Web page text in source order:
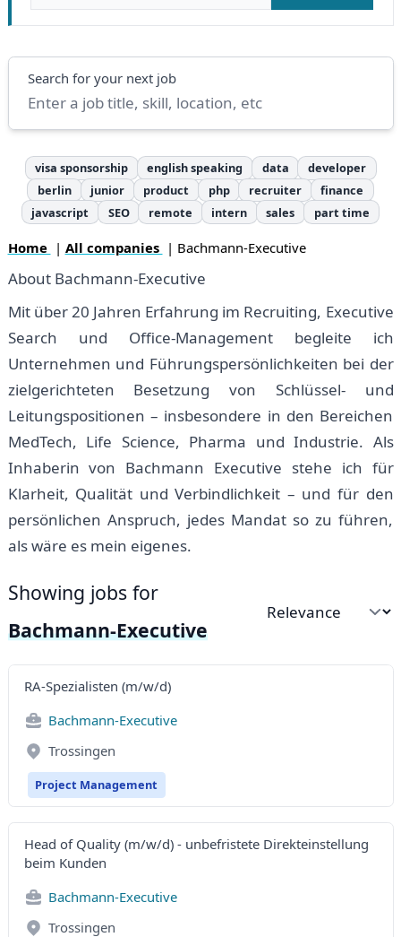
Search
Search for your next job
visa sponsorship english speaking data
developer
berlin
junior product php recruiter
finance
javascript
SEO remote intern sales part time
Home | All companies | Bachmann-Executive
About Bachmann-Executive
Mit über 20 Jahren Erfahrung im Recruiting, Executive
Search und Office-Management begleite ich
Unternehmen und Führungspersönlichkeiten bei der
zielgerichteten Besetzung von Schlüssel- und
Leitungspositionen – insbesondere in den Bereichen
MedTech, Life Science, Pharma und Industrie. Als
Inhaberin von Bachmann Executive stehe ich für
Klarheit, Qualität und Verbindlichkeit – und für den
persönlichen Anspruch, jedes Mandat so zu führen,
als wäre es mein eigenes.
Showing jobs for
Bachmann-Executive
Sort by
RA-Spezialisten (m/w/d)
Bachmann-Executive
Trossingen
Project Management
Head of Quality (m/w/d) - unbefristete Direkteinstellung
beim Kunden
Bachmann-Executive
Trossingen